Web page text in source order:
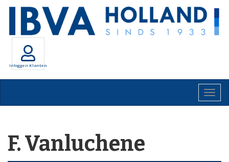
Inloggen Klanten
F. Vanluchene